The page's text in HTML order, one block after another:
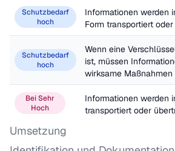
Schutzbedarf
hoch
Informationen werden
Form transportiert
Schutzbedarf
hoch
Wenn eine
ist, müssen
wirksame
Bei Sehr
Hoch
Informationen werden
transportiert oder
Umsetzung